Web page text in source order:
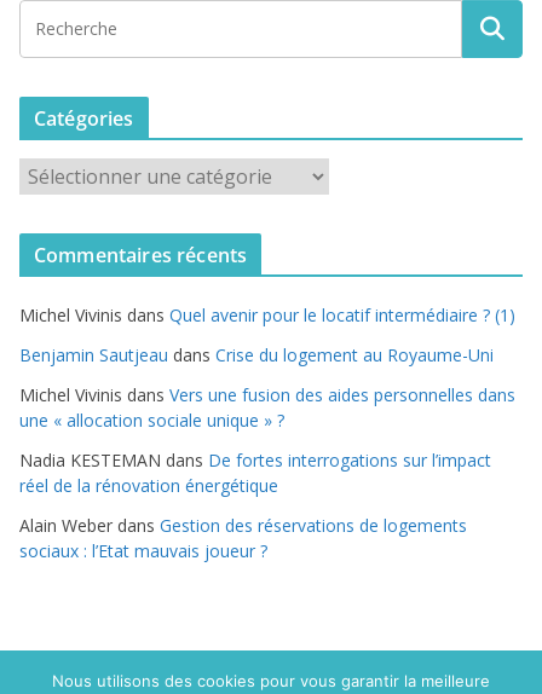
Catégories
t
o
r
i
e
Commentaires récents
Michel Vivinis dans Quel avenir pour le locatif intermédiaire ? (1)
Benjamin Sautjeau dans Crise du logement au Royaume-Uni
Michel Vivinis dans Vers une fusion des aides personnelles dans
une « allocation sociale unique » ?
Nadia KESTEMAN dans De fortes interrogations sur l’impact
réel de la rénovation énergétique
Alain Weber dans Gestion des réservations de logements
sociaux : l’Etat mauvais joueur ?
Nous utilisons des cookies pour vous garantir la meilleure